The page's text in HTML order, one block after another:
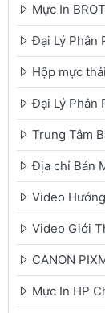
Mực In
Đại Lý Phân
Hộp mực
Đại Lý Phân
Trung Tâm
Địa chỉ Bán
Video
Video Giới
CANON
Mực In HP